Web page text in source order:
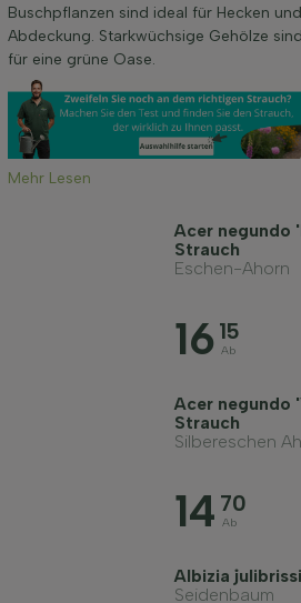
Wurzel-Typ
Höhe bei Lieferung (cm)
Maximale Höhe (cm)
Buschpflanzen sind ideal für Hecken
Abdeckung. Starkwüchsige Gehölze
für eine grüne Oase.
Mehr Lesen
Acer negundo
Strauch
Eschen-Ahorn
16 15
Ab
Acer negundo
Strauch
Silbereschen
14 70
Ab
Albizia
Seidenbaum